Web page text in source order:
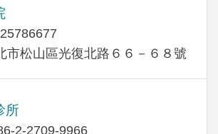
市松山區光復北路６６－６８號
所
2-2709-9966